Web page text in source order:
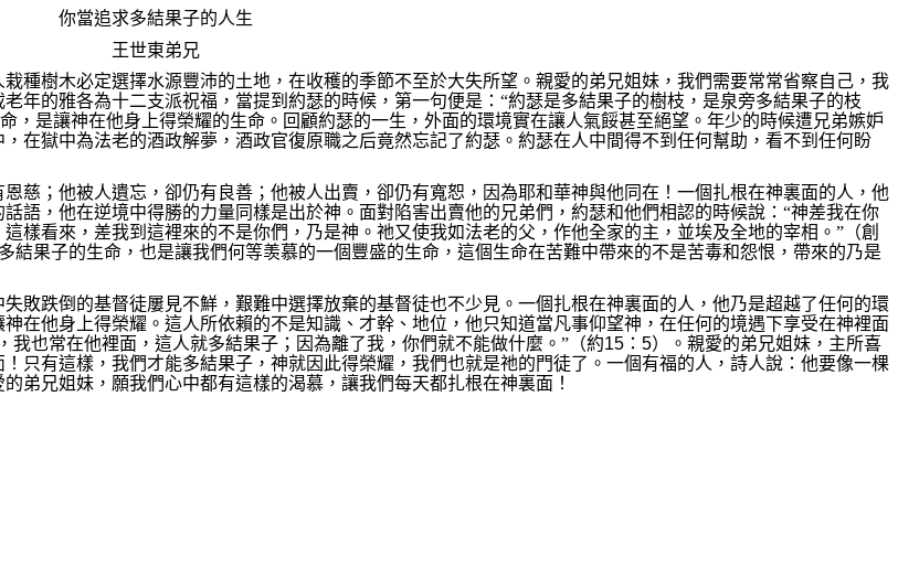
你當追求多結果子的人生
王世東弟兄
種樹木必定選擇水源豐沛的土地，在收穫的季節不至於大失所望。親愛的弟兄姐妹，我們需要常常省察自己，我
年的雅各為十二支派祝福，當提到約瑟的時候，第一句便是：“約瑟是多結果子的樹枝，是泉旁多結果子的枝
，是讓神在他身上得榮耀的生命。回顧約瑟的一生，外面的環境實在讓人氣餒甚至絕望。年少的時候遭兄弟嫉妒
在獄中為法老的酒政解夢，酒政官復原職之后竟然忘記了約瑟。約瑟在人中間得不到任何幫助，看不到任何盼
慈；他被人遺忘，卻仍有良善；他被人出賣，卻仍有寬恕，因為耶和華神與他同在！一個扎根在神裏面的人，他
語，他在逆境中得勝的力量同樣是出於神。面對陷害出賣他的兄弟們，約瑟和他們相認的時候說：“神差我在你
樣看來，差我到這裡來的不是你們，乃是神。祂又使我如法老的父，作他全家的主，並埃及全地的宰相。”（創
果子的生命，也是讓我們何等羡慕的一個豐盛的生命，這個生命在苦難中帶來的不是苦毒和怨恨，帶來的乃是
敗跌倒的基督徒屢見不鮮，艱難中選擇放棄的基督徒也不少見。一個扎根在神裏面的人，他乃是超越了任何的環
在他身上得榮耀。這人所依賴的不是知識、才幹、地位，他只知道當凡事仰望神，在任何的境遇下享受在神裡面
也常在他裡面，這人就多結果子；因為離了我，你們就不能做什麼。”（約15 ： 5）。親愛的弟兄姐妹，主所喜
只有這樣，我們才能多結果子，神就因此得榮耀，我們也就是祂的門徒了。一個有福的人，詩人說：他要像一棵
弟兄姐妹，願我們心中都有這樣的渴慕，讓我們每天都扎根在神裏面！